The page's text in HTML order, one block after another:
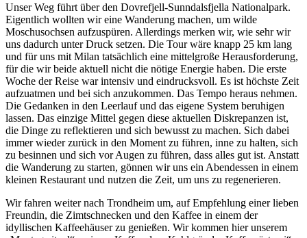
Unser Weg führt über den Dovrefjell-Sunndalsfjella Nationalpark.
Eigentlich wollten wir eine Wanderung machen, um wilde
Moschusochsen aufzuspüren. Allerdings merken wir, wie sehr wir
uns dadurch unter Druck setzen. Die Tour wäre knapp 25 km lang
und für uns mit Milan tatsächlich eine mittelgroße Herausforderung,
für die wir beide aktuell nicht die nötige Energie haben. Die erste
Woche der Reise war intensiv und eindrucksvoll. Es ist höchste Zeit
aufzuatmen und bei sich anzukommen. Das Tempo heraus nehmen.
Die Gedanken in den Leerlauf und das eigene System beruhigen
lassen. Das einzige Mittel gegen diese aktuellen Diskrepanzen ist,
die Dinge zu reflektieren und sich bewusst zu machen. Sich dabei
immer wieder zurück in den Moment zu führen, inne zu halten, sich
zu besinnen und sich vor Augen zu führen, dass alles gut ist. Anstatt
die Wanderung zu starten, gönnen wir uns ein Abendessen in einem
kleinen Restaurant und nutzen die Zeit, um uns zu regenerieren.
Wir fahren weiter nach Trondheim um, auf Empfehlung einer lieben
Freundin, die Zimtschnecken und den Kaffee in einem der
idyllischen Kaffeehäuser zu genießen. Wir kommen hier unserem